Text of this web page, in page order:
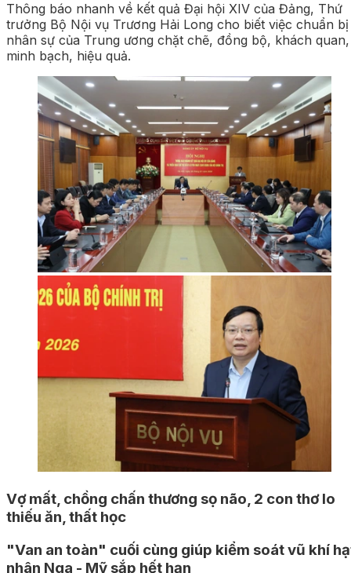
Thông báo nhanh về kết quả Đại hội XIV của Đảng, Thứ
trưởng Bộ Nội vụ Trương Hải Long cho biết việc chuẩn bị
nhân sự của Trung ương chặt chẽ, đồng bộ, khách quan,
minh bạch, hiệu quả.
Vợ mất, chồng chấn thương sọ não, 2 con thơ lo
thiếu ăn, thất học
"Van an toàn" cuối cùng giúp kiểm soát vũ khí hạt
nhân Nga - Mỹ sắp hết hạn